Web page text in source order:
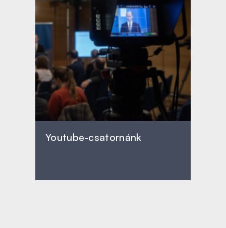
Youtube-csatornánk